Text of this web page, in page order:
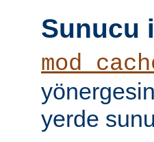
Sunucu
yerde